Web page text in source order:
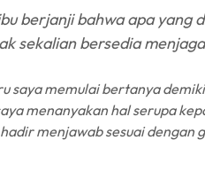
berjanji bahwa apa yang
sekalian bersedia
saya memulai bertanya
menanyakan hal serupa
menjawab sesuai